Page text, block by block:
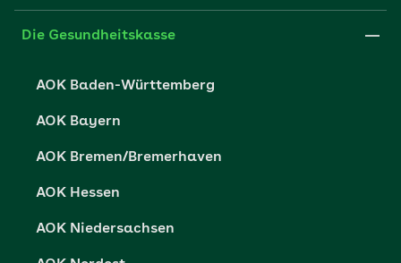
Partner der AOK
Presse- und Politikportal
Vertriebspartner-Service
Impressum
Die Gesundheitskasse
AOK Baden-Württemberg
AOK Bayern
AOK Bremen/Bremerhaven
AOK Hessen
AOK Niedersachsen